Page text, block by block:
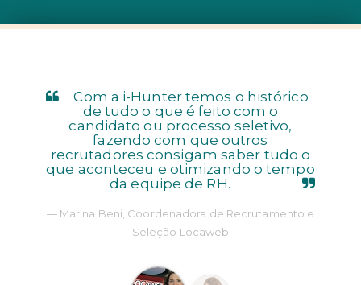
Com a i-Hunter temos o histórico
de tudo o que é feito com o
candidato ou processo seletivo,
fazendo com que outros
recrutadores consigam saber tudo o
que aconteceu e otimizando o tempo
da equipe de RH.
Marina Beni, Coordenadora de Recrutamento e
Seleção Locaweb